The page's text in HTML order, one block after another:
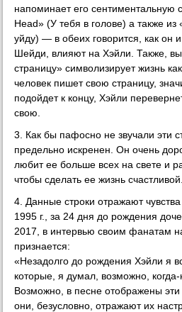
напоминает его сентиментальную
Head» (У тебя в голове) а также из
уйду) — в обеих говорится, как он
Шейди, влияют на Хэйли. Также,
страницу» символизирует жизнь
человек пишет свою страницу,
подойдет к концу, Хэйли
свою.
3. Как бы пафосно не звучали эти
предельно искренен. Он очень
любит ее больше всех на свете и
чтобы сделать ее жизнь счастливой.
4. Данные строки отражают
1995 г., за 24 дня до рождения
2017, в интервью своим фанатам
признается:
«Незадолго до рождения Хэйли я
которые, я думал, возможно, когда-
Возможно, в песне отображены
они, безусловно, отражают их